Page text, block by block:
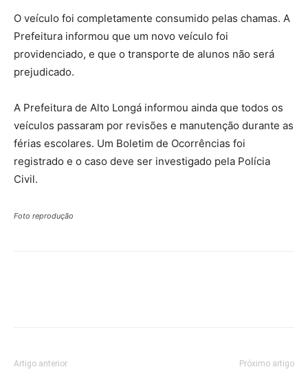
O veículo foi completamente consumido pelas chamas. A
Prefeitura informou que um novo veículo foi
providenciado, e que o transporte de alunos não será
prejudicado.
A Prefeitura de Alto Longá informou ainda que todos os
veículos passaram por revisões e manutenção durante as
férias escolares. Um Boletim de Ocorrências foi
registrado e o caso deve ser investigado pela Polícia
Civil.
Foto reprodução
Artigo anterior Próximo artigo